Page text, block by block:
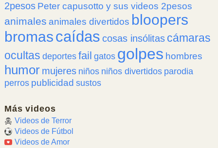
2pesos Peter capusotto y sus videos 2pesos
animales animales divertidos bloopers
bromascaídas cosas insólitas cámaras
ocultas deportes fail gatos golpes hombres
humor mujeres niños niños divertidos parodia
perros publicidad sustos
Más videos
Videos de Terror
Videos de Fútbol
Videos de Amor